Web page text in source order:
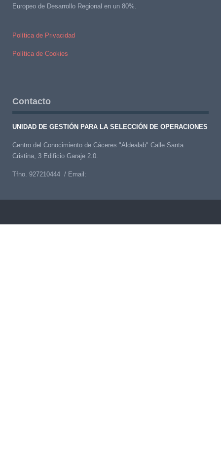
Europeo de Desarrollo Regional en un 80%.
Política de Privacidad
Política de Cookies
Contacto
UNIDAD DE GESTIÓN PARA LA SELECCIÓN DE OPERACIONES
Centro del Conocimiento de Cáceres "Aldealab" Calle Santa
Cristina, 3 Edificio Garaje 2.0.
Tfno. 927210444 / Email: